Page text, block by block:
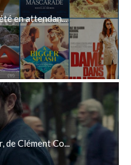
en attendan...
de Clément Co...